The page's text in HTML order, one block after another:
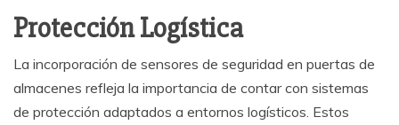
Protección Logística
La incorporación de sensores de seguridad en puertas de
almacenes refleja la importancia de contar con sistemas
de protección adaptados a entornos logísticos. Estos